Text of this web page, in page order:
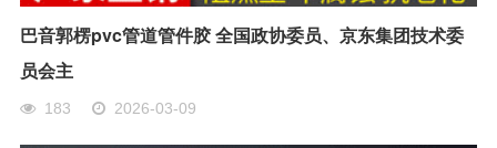
巴音郭楞pvc管道管件胶 全国政协委员、京东集团技术委
员会主
183 2026-03-09